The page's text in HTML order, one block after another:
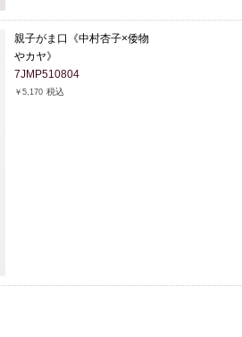
親子がま口《中村杏子×倭物
やカヤ》
7JMP510804
￥5,170 税込